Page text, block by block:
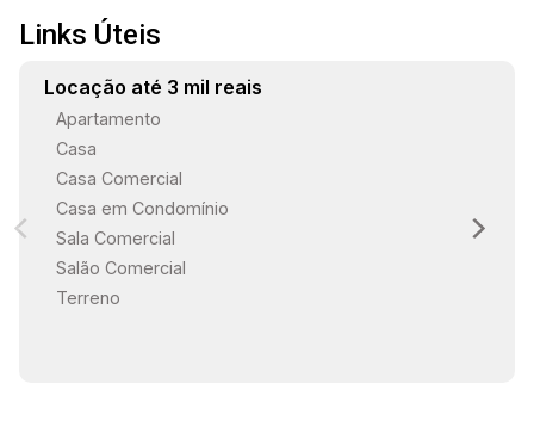
Links Úteis
Locação até 3 mil reais
Apartamento
Casa
Casa Comercial
Casa em Condomínio
Sala Comercial
Salão Comercial
Terreno